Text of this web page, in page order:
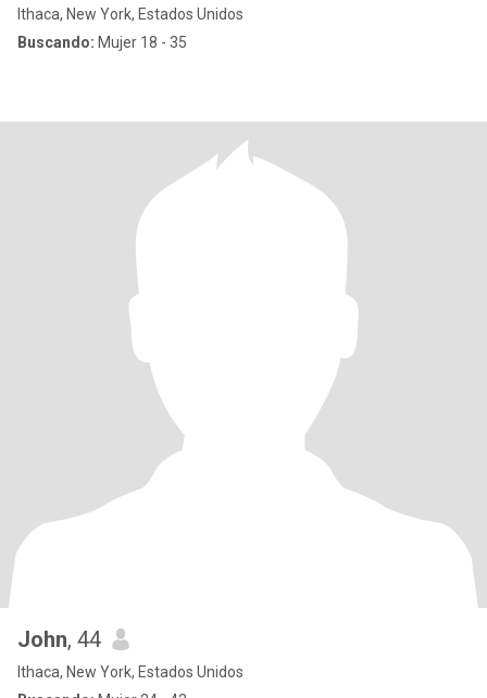
Ithaca, New York, Estados Unidos
Buscando: Mujer 18 - 35
John, 44
Ithaca, New York, Estados Unidos